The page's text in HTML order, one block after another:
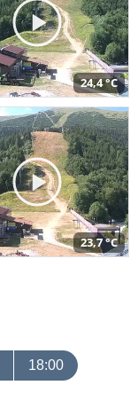
24,4 °C
23,7 °C
18:00